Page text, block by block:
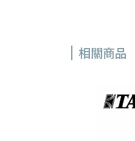
相關商品